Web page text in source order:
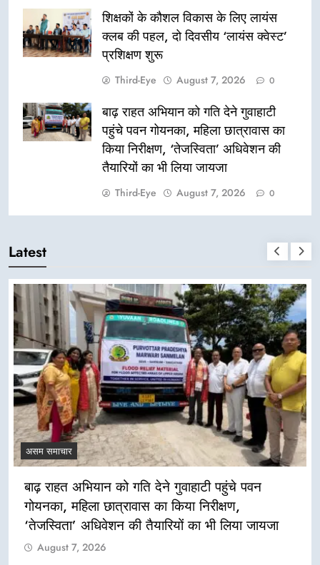
शिक्षकों के कौशल विकास के लिए लायंस
क्लब की पहल, दो दिवसीय ‘लायंस क्वेस्ट’
प्रशिक्षण शुरू
Third-Eye August 7, 2026 0
बाढ़ राहत अभियान को गति देने गुवाहाटी
पहुंचे पवन गोयनका, महिला छात्रावास का
किया निरीक्षण, ‘तेजस्विता’ अधिवेशन की
तैयारियों का भी लिया जायजा
Third-Eye August 7, 2026 0
Latest
असम समाचार
लखीमपुर सदर थाना परिसर में ‘अमृत धारा’ पेयजल
का उद्घाटन
August 7, 2026